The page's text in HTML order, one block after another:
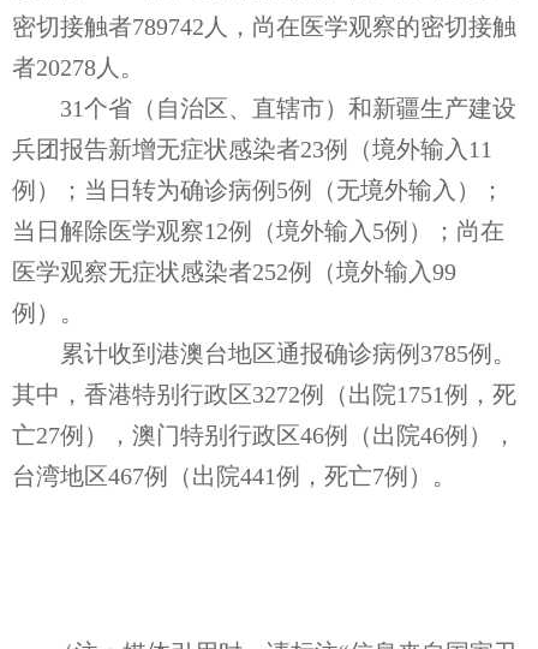
密切接触者789742人，尚在医学观察的密切接触
者20278人。
31个省（自治区、直辖市）和新疆生产建设
兵团报告新增无症状感染者23例（境外输入11
例）；当日转为确诊病例5例（无境外输入）；
当日解除医学观察12例（境外输入5例）；尚在
医学观察无症状感染者252例（境外输入99
例）。
累计收到港澳台地区通报确诊病例3785例。
其中，香港特别行政区3272例（出院1751例，死
亡27例），澳门特别行政区46例（出院46例），
台湾地区467例（出院441例，死亡7例）。